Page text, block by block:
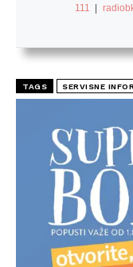
111 |
TAGS SERVISNE